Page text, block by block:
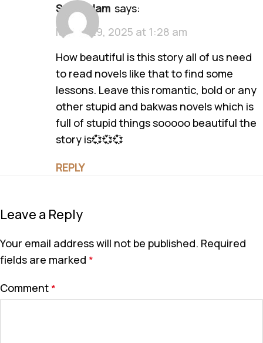
Saadi alam says:
March 29, 2025 at 1:28 am
How beautiful is this story all of us need
to read novels like that to find some
lessons. Leave this romantic, bold or any
other stupid and bakwas novels which is
full of stupid things sooooo beautiful the
story is💞💞💞
REPLY
Leave a Reply
Your email address will not be published. Required
fields are marked *
Comment *